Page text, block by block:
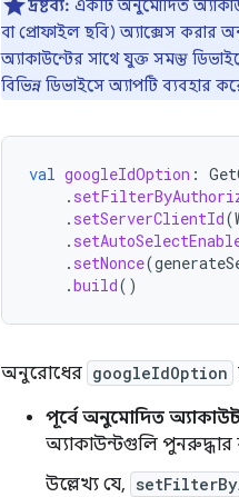
দ্রষ্টব্য: একটি অনুমোদিত
বা প্রোফাইল ছবি) অ্যাক্সেস করার
অ্যাকাউন্টের সাথে যুক্ত সমস্ত
বিভিন্ন ডিভাইসে অ্যাপটি
val googleIdOption :
.
. setServerClientId(
.
. setNonce(
.build()
অনুরোধের googleIdOption
পূর্বে অনুমোদিত
অ্যাকাউন্টগুলি
উল্লেখ্য যে,